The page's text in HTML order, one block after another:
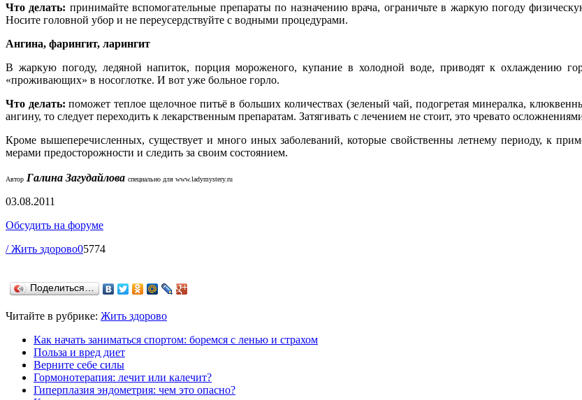
Что делать: принимайте вспомогательные препараты по назначению врача, ограничьте в жаркую погоду
Носите головной убор и не переусердствуйте с водными процедурами.
Ангина, фарингит, ларингит
В жаркую погоду, ледяной напиток, порция мороженого, купание в холодной воде, приводят к охлаждению
«проживающих» в носоглотке. И вот уже больное горло.
Что делать: поможет теплое щелочное питьё в больших количествах (зеленый чай, подогретая минералка,
ангину, то следует переходить к лекарственным препаратам. Затягивать с лечением не стоит, это чревато
Кроме вышеперечисленных, существует и много иных заболеваний, которые свойственны летнему периоду, к
мерами предосторожности и следить за своим состоянием.
Автор Галина Загудайлова специально для www.ladymystery.ru
03.08.2011
Обсудить на форуме
/ Жить здорово05774
Поделиться…
Читайте в рубрике: Жить здорово
Как начать заниматься спортом: боремся с ленью и страхом
Польза и вред диет
Верните себе силы
Гормонотерапия: лечит или калечит?
Гиперплазия эндометрия: чем это опасно?